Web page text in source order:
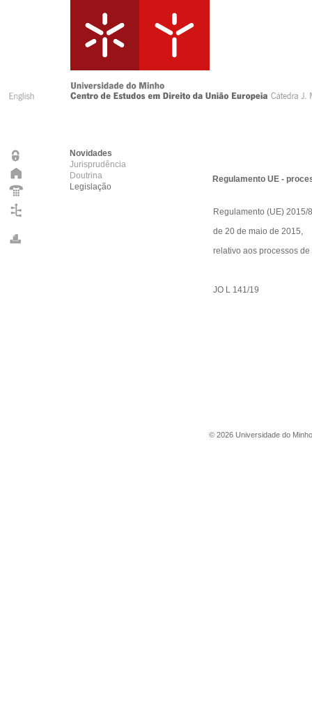
Novidades
Jurisprudência
Doutrina
Legislação
Regulamento UE -
Regulamento (UE)
de 20 de maio de 2015,
relativo aos processos
JO L 141/19
© 2026 Universidade do